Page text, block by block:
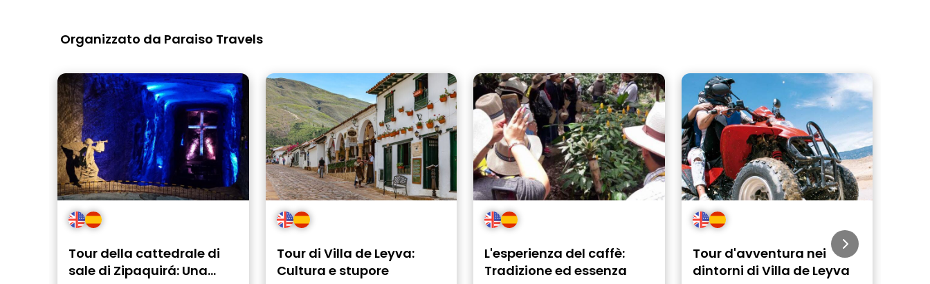
Organizzato da Paraiso Travels
Tour della cattedrale di
sale di Zipaquirá: Una
Tour di Villa de Leyva:
Cultura e stupore
L'esperienza del caffè:
Tradizione ed essenza
Tour d'avventura nei
dintorni di Villa de Leyva